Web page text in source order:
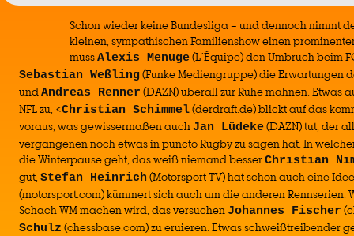
Schon wieder keine Bundesliga – und dennoch nimmt
kleinen, sympathischen Familienshow einen
mussAlexis Menuge(L´Équipe) den Umbruch beim
Sebastian Weßling(Funke Mediengruppe) die Erwartungen
undAndreas Renner (DAZN) überall zur Ruhe mahnen. Etwas
NFL zu, <Christian Schimmel(derdraft.de) blickt auf das
voraus, was gewissermaßen auchJan Lüdeke(DAZN) tut, der
vergangenen noch etwas in puncto Rugby zu sagen hat. In
die Winterpause geht, das weiß niemand besserChristian
gut, Stefan Heinrich (Motorsport TV) hat schon auch eine
(motorsport.com) kümmert sich auch um die anderen Rennserien.
Schach WM machen wird, das versuchenJohannes Fischer
Schulz (chessbase.com) zu eruieren. Etwas schweißtreibender